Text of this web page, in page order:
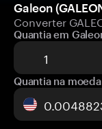
Galeon
Converter
Quantia em
Quantia na